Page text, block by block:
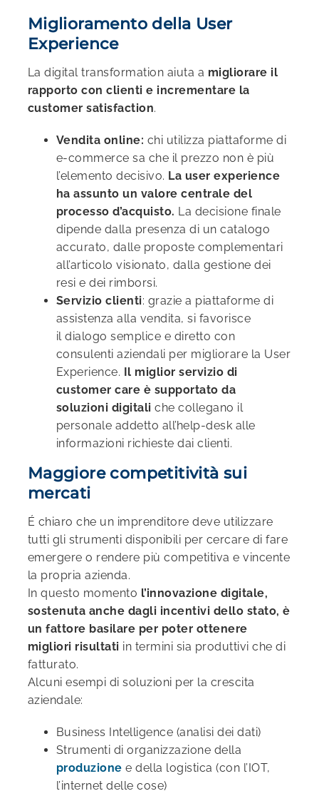
Miglioramento della User
Experience
La digital transformation aiuta a migliorare il
rapporto con clienti e incrementare la
customer satisfaction.
Vendita online: chi utilizza piattaforme di
e-commerce sa che il prezzo non è più
l’elemento decisivo. La user experience
ha assunto un valore centrale del
processo d’acquisto. La decisione finale
dipende dalla presenza di un catalogo
accurato, dalle proposte complementari
all’articolo visionato, dalla gestione dei
resi e dei rimborsi.
Servizio clienti: grazie a piattaforme di
assistenza alla vendita, si favorisce
il dialogo semplice e diretto con
consulenti aziendali per migliorare la User
Experience. Il miglior servizio di
customer care è supportato da
soluzioni digitali che collegano il
personale addetto all’help-desk alle
informazioni richieste dai clienti.
Maggiore competitività sui
mercati
É chiaro che un imprenditore deve utilizzare
tutti gli strumenti disponibili per cercare di fare
emergere o rendere più competitiva e vincente
la propria azienda.
In questo momento l’innovazione digitale,
sostenuta anche dagli incentivi dello stato, è
unfattore basilare per poter ottenere
migliori risultati in termini sia produttivi che di
fatturato.
Alcuni esempi di soluzioni per la crescita
aziendale:
Business Intelligence (analisi dei dati)
Strumenti di organizzazione della
produzione e della logistica (con l’IOT,
l’internet delle cose)